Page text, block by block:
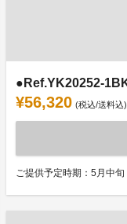
●Ref.YK20252-
¥56,320 (税込/送料込)
ご提供予定時期：5月中旬